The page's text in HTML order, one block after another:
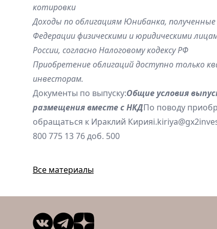
котировки
Доходы по облигациям Юнибанка, полученные
Федерации физическими и юридическими
России, согласно Налоговому кодексу РФ
Приобретение облигаций доступно только
инвесторам.
Документы по выпуску:Общие условия
размещения вместе с НКДПо поводу
обращаться к Ираклий Кирия
800 775 13 76 доб. 500
Все материалы